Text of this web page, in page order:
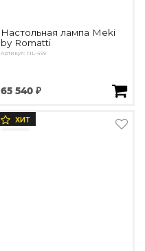
Настольная лампа Meki
by Romatti
Артикул: NL-499
65 540 ₽
ХИТ